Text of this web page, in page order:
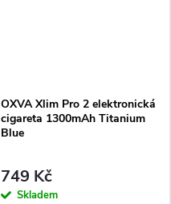
OXVA Xlim Pro 2 elektronická
cigareta 1300mAh Titanium
Blue
749 Kč
Skladem